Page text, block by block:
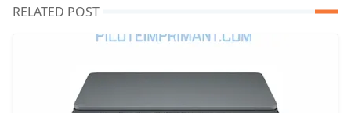
RELATED POST